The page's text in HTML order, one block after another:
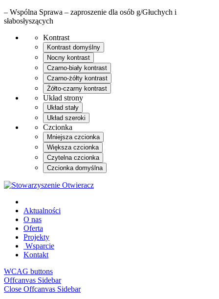
– Wspólna Sprawa – zaproszenie dla osób g/Głuchych i
słabosłyszących
Kontrast
Kontrast domyślny
Nocny kontrast
Czarno-biały kontrast
Czarno-żółty kontrast
Żółto-czarny kontrast
Układ strony
Układ stały
Układ szeroki
Czcionka
Mniejsza czcionka
Większa czcionka
Czytelna czcionka
Czcionka domyślna
Aktualności
O nas
Oferta
Projekty
Wsparcie
Kontakt
WCAG buttons
Offcanvas Sidebar
Close Offcanvas Sidebar